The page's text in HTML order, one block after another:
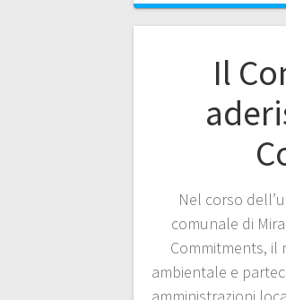
Il
Nel corso
comunale di
Commitments, il
ambientale e